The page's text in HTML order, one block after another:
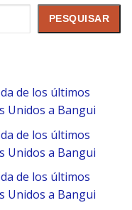
PESQUISAR
de los últimos
Unidos a Bangui
de los últimos
Unidos a Bangui
de los últimos
Unidos a Bangui